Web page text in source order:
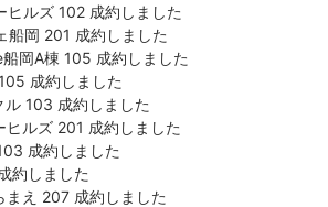
ルズ 102 成約しました
岡 201 成約しました
岡A棟 105 成約しました
成約しました
103 成約しました
ルズ 201 成約しました
成約しました
約しました
え 207 成約しました